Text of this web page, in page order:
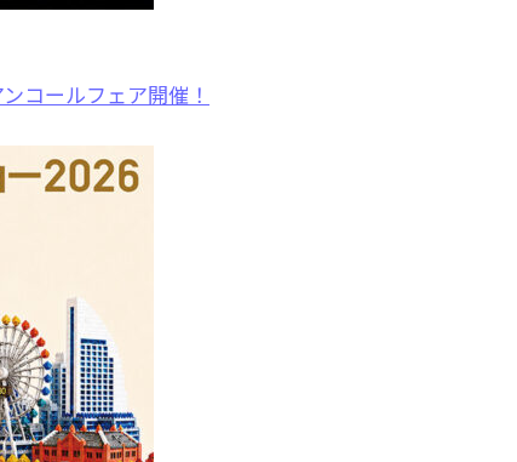
コールフェア開催！